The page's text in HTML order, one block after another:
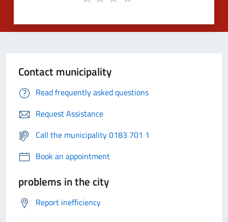
Contact municipality
Read frequently asked questions
Request Assistance
Call the municipality 0183 701 1
Book an appointment
problems in the city
Report inefficiency